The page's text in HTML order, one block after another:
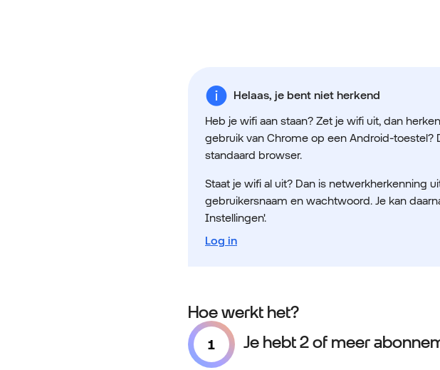
Helaas, je bent niet herkend
Heb je wifi aan staan? Zet je wifi uit, dan
gebruik van Chrome op een Android-toestel?
standaard browser.
Staat je wifi al uit? Dan is netwerkherkenning
gebruikersnaam en wachtwoord. Je kan
Instellingen'.
Log in
Hoe werkt het?
Je hebt 2 of meer